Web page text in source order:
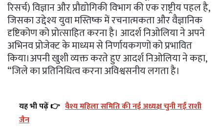
रिसर्च) विज्ञान और प्रौद्योगिकी विभाग की एक राष्ट्रीय पहल है,
जिसका उद्देश्य युवा मस्तिष्क में रचनात्मकता और वैज्ञानिक
दृष्टिकोण को प्रोत्साहित करना है। आदर्श निओलिया ने अपने
अभिनव प्रोजेक्ट के माध्यम से निर्णायकगणों को प्रभावित
किया।अपनी खुशी व्यक्त करते हुए आदर्श निओलिया ने कहा,
“जिले का प्रतिनिधित्व करना अविश्वसनीय लगता है।
यह भी पढ़ें 👉 वैश्य महिला समिति की नई अध्यक्ष चुनी गईं राशी
जैन